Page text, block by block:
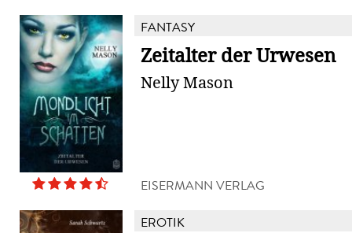
FANTASY
Zeitalter der Urwesen
Nelly Mason
EISERMANN VERLAG
EROTIK